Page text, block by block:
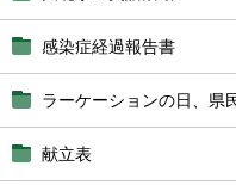
感染症経過報告書
ラーケーションの日、県
献立表